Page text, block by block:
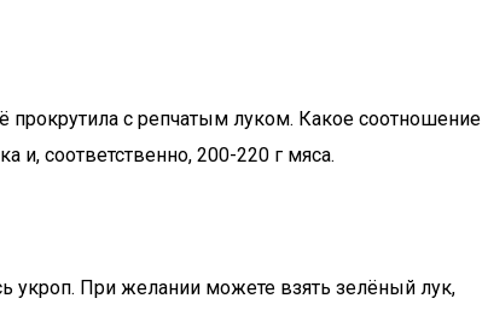
прокрутила с репчатым луком. Какое соотношение
и, соответственно, 200-220 г мяса.
При желании можете взять зелёный лук,